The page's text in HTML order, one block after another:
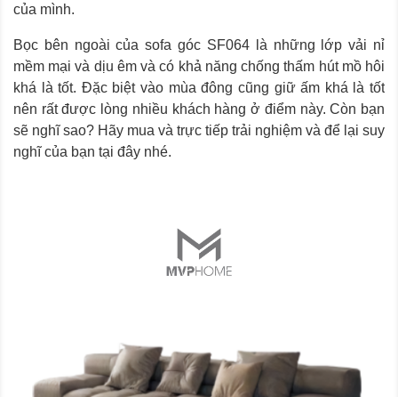
của mình.
Bọc bên ngoài của sofa góc SF064 là những lớp vải nỉ
mềm mại và dịu êm và có khả năng chống thấm hút mồ hôi
khá là tốt. Đặc biệt vào mùa đông cũng giữ ấm khá là tốt
nên rất được lòng nhiều khách hàng ở điểm này. Còn bạn
sẽ nghĩ sao? Hãy mua và trực tiếp trải nghiệm và để lại suy
nghĩ của bạn tại đây nhé.